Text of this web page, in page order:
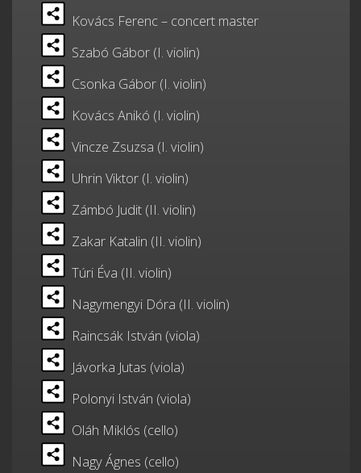
Kovács Ferenc – concert master
Szabó Gábor (I. violin)
Csonka Gábor (I. violin)
Kovács Anikó (I. violin)
Vincze Zsuzsa (I. violin)
Uhrin Viktor (I. violin)
Zámbó Judit (II. violin)
Zakar Katalin (II. violin)
Túri Éva (II. violin)
Nagymengyi Dóra (II. violin)
Raincsák István (viola)
Jávorka Jutas (viola)
Polonyi István (viola)
Oláh Miklós (cello)
Nagy Ágnes (cello)